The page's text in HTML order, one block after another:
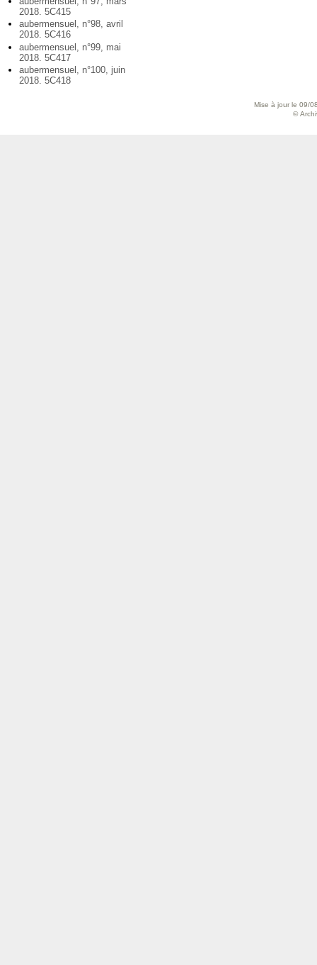
2018. 5C415
aubermensuel, n°98, avril
2018. 5C416
aubermensuel, n°99, mai
2018. 5C417
aubermensuel, n°100, juin
2018. 5C418
Mise à jour le 09/
©